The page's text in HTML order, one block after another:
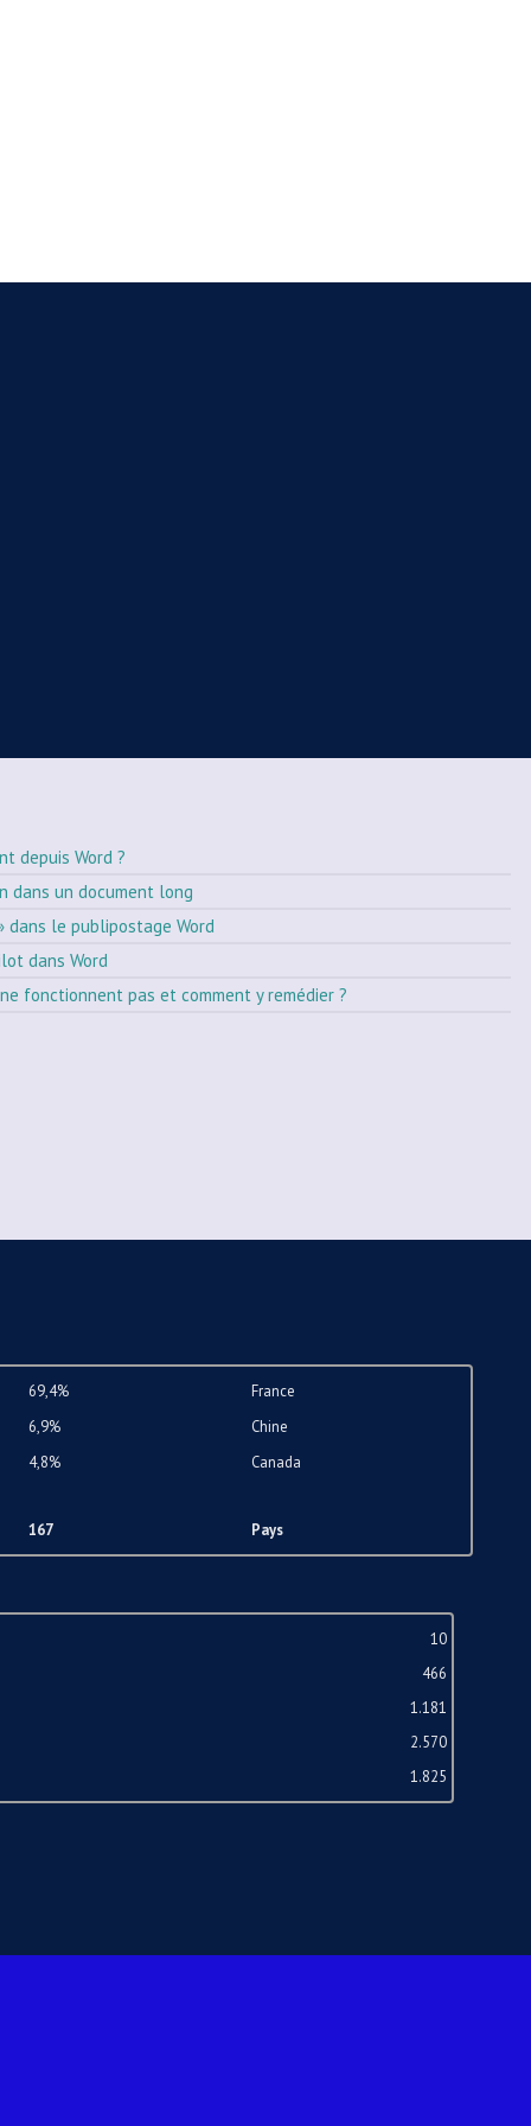
depuis Word ?
dans un document long
dans le publipostage Word
dans Word
fonctionnent pas et comment y remédier ?
69,4%
France
6,9%
Chine
4,8%
Canada
167 Pays
10
466
1.181
2.570
1.825